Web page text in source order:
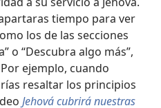
tiempo para ver
los de las secciones
o “Descubra algo más”,
Por ejemplo, cuando
resaltar los principios
Jehová cubrirá nuestras